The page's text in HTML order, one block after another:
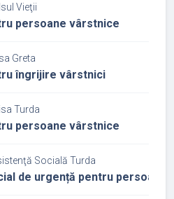
Vieţii
persoane vârstnice
Greta
îngrijire vârstnici
Turda
persoane vârstnice
Socială Turda
de urgență pentru persoane